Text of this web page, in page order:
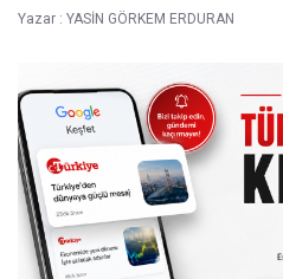
Yazar : YASİN GÖRKEM ERDURAN